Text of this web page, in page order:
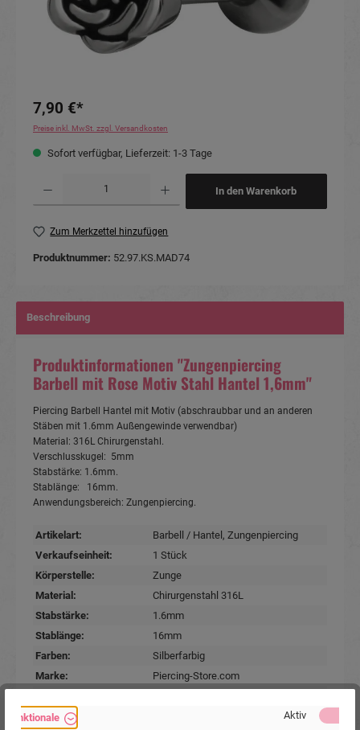
7,90 €*
Preise inkl. MwSt. zzgl. Versandkosten
Sofort verfügbar, Lieferzeit: 1-3 Tage
In den Warenkorb
Zum Merkzettel hinzufügen
Produktnummer: 52.97.KS.MAD74
Beschreibung
Produktinformationen "Zungenpiercing
Barbell mit Rose Motiv Stahl Hantel 1,6mm"
Piercing Barbell Hantel mit Motiv (abschraubbar und an anderen
Stäben mit 1.6mm Außengewinde verwendbar)
Material: 316L Chirurgenstahl.
Verschlusskugel: 5mm
Stabstärke: 1.6mm.
Stablänge: 16mm.
Anwendungsbereich: Zungenpiercing.
Artikelart: Barbell / Hantel , Zungenpiercing
Verkaufseinheit:
1 Stück
Körperstelle:
Zunge
Material:
Chirurgenstahl 316L
Stabstärke:
1.6mm
Stablänge:
16mm
Farben:
Silberfarbig
Marke:
Piercing-Store.com
Wehrhainer Lindenstr. 28, 04936
Funktionale Aktiv